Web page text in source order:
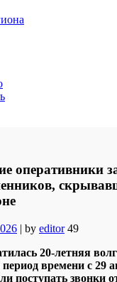
оперативники
| by editor 49
20-летняя
времени с 29
поступать звонки